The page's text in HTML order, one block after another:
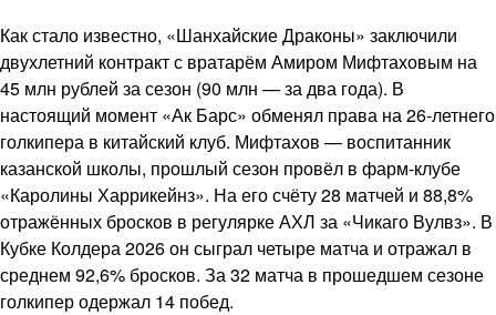
Как стало известно, «Шанхайские Драконы» заключили
двухлетний контракт с вратарём Амиром Мифтаховым на
45 млн рублей за сезон (90 млн — за два года). В
настоящий момент «Ак Барс» обменял права на 26-летнего
голкипера в китайский клуб. Мифтахов — воспитанник
казанской школы, прошлый сезон провёл в фарм-клубе
«Каролины Харрикейнз». На его счёту 28 матчей и 88,8%
отражённых бросков в регулярке АХЛ за «Чикаго Вулвз». В
Кубке Колдера 2026 он сыграл четыре матча и отражал в
среднем 92,6% бросков. За 32 матча в прошедшем сезоне
голкипер одержал 14 побед.